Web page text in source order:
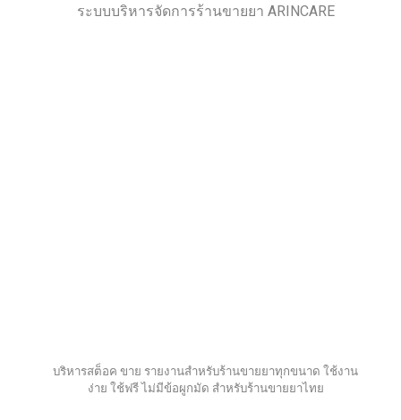
ระบบบริหารจัดการร้านขายยา ARINCARE
บริหารสต็อค ขาย รายงานสำหรับร้านขายยาทุกขนาด ใช้งาน
ง่าย ใช้ฟรี ไม่มีข้อผูกมัด สำหรับร้านขายยาไทย